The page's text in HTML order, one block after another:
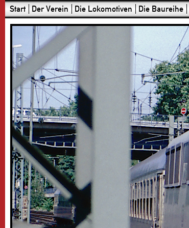
Start Der Verein Die Lokomotiven Die Baureihe